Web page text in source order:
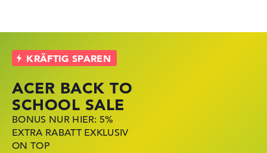
ACER BACK TO
SCHOOL SALE
BONUS NUR HIER: 5%
EXTRA RABATT EXKLUSIV
ON TOP
HP STORE SSV
DEALS
JETZT ZUGREIFEN:
NOTEBOOKS BEI HP
KRÄFTIG REDUZIERT
LENOVO
LAPTOP DEALS
NOTEBOOKS BEI LENOVO
JETZT KRÄFTIG REDUZIERT